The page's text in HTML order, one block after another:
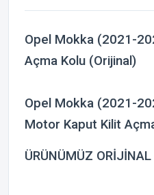
Opel Mokka (2021-
Açma Kolu (Orijinal)
Opel Mokka (2021-
Motor Kaput Kilit
ÜRÜNÜMÜZ ORİJİNAL